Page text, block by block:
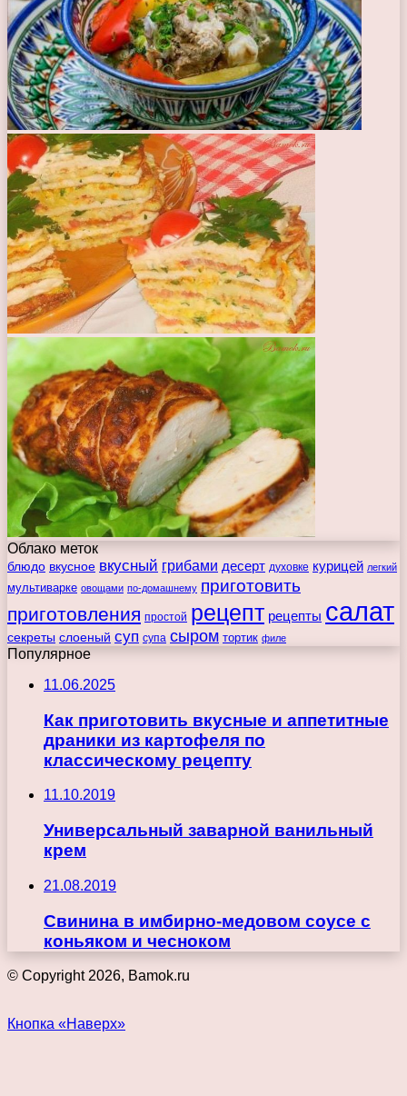
Облако меток
блюдо вкусное вкусный грибами десерт духовке курицей легкий
мультиварке овощами по-домашнему приготовить
приготовления простой рецепт рецепты салат
секреты слоеный суп супа сыром тортик филе
Популярное
11.06.2025
Как приготовить вкусные и аппетитные
драники из картофеля по
классическому рецепту
11.10.2019
Универсальный заварной ванильный
крем
21.08.2019
Свинина в имбирно-медовом соусе с
коньяком и чесноком
© Copyright 2026, Bamok.ru
Кнопка «Наверх»